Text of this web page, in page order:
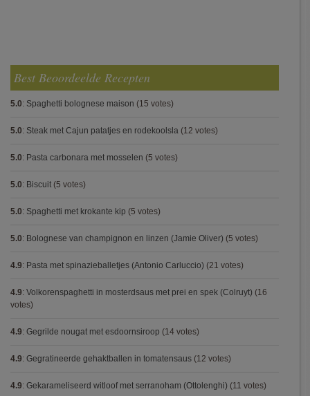
Best Beoordeelde Recepten
5.0: Spaghetti bolognese maison (15 votes)
5.0: Steak met Cajun patatjes en rodekoolsla (12 votes)
5.0: Pasta carbonara met mosselen (5 votes)
5.0: Biscuit (5 votes)
5.0: Spaghetti met krokante kip (5 votes)
5.0: Bolognese van champignon en linzen (Jamie Oliver) (5 votes)
4.9: Pasta met spinazieballetjes (Antonio Carluccio) (21 votes)
4.9: Volkorenspaghetti in mosterdsaus met prei en spek (Colruyt) (16
votes)
4.9: Gegrilde nougat met esdoornsiroop (14 votes)
4.9: Gegratineerde gehaktballen in tomatensaus (12 votes)
4.9: Gekarameliseerd witloof met serranoham (Ottolenghi) (11 votes)